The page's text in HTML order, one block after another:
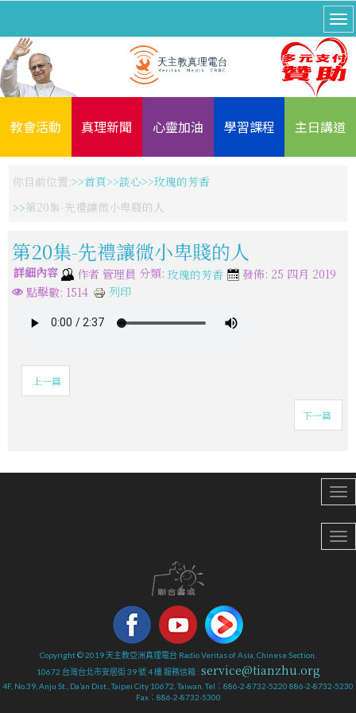
教會活動 真理新聞 心靈加油 學習課程 主日講道
你目前位置: 首頁 談心
玫瑰的芳香
第20集-先禮讓微小卑賤的人
第20集-先禮讓微小卑賤的人
詳細內容 作者 管理員 分類: 玫瑰的芳香
發佈: 25 四月 2019
點擊數: 1514
列印
上一篇
下一篇
Copyright © 2019 天主教亞洲真理電台 Radio Veritas of Asia, Chinese Section.
10672 台灣台北市安居街 39 號 4 樓 服務信箱 : service@tianzhu.org
4F, No.39, Anju St., Da’an Dist., Taipei City 10672, Taiwan. Tel：886-2-8732-5220 886-2-8732-5230
Fax：886-2-8732-5300